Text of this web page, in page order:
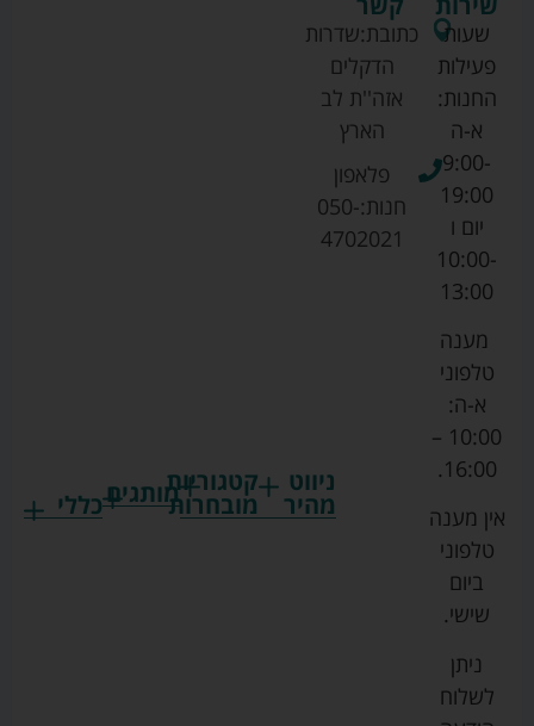
ניווט
מהיר
קטגוריות
מובחרותמותגים
גרקו
כללי
כתובת:שדרות
הדקלים
אזה''ת לב
הארץ
פלאפון
חנות:050-
4702021
שעות
פעילות
החנות:
א-ה
9:00-
19:00
יום ו
10:00-
13:00
מענה
טלפוני
א-ה:
10:00 –
16:00.
אין מענה
טלפוני
ביום
שישי.
ניתן
לשלוח